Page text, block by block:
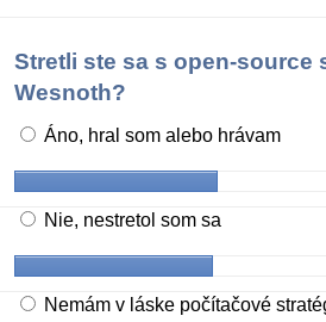
Stretli ste sa s open-source
Wesnoth?
Áno, hral som alebo hrávam
Nie, nestretol som sa
Nemám v láske počítačové